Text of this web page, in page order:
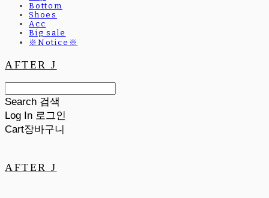
Bottom
Shoes
Acc
Big sale
※Notice※
AFTER J
Search 검색
Log In 로그인
Cart장바구니
AFTER J